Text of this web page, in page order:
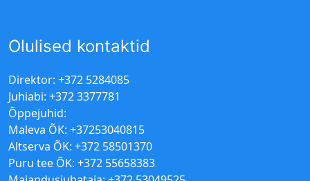
Olulised kontaktid
Direktor: +372 5284085
Juhiabi: +372 3377781
Õppejuhid:
Maleva ÕK: +37253040815
Altserva ÕK: +372 58501370
Puru tee ÕK: +372 55658383